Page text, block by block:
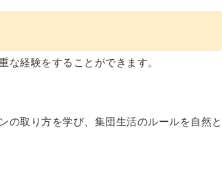
な経験をすることができます。
の取り方を学び、集団生活のルールを自然と